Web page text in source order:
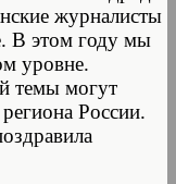
журналисты
В этом году мы
уровне.
темы могут
России.